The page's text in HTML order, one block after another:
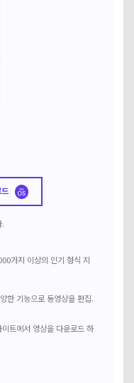
.
가지 이상의 인기 형식 지
한 기능으로 동영상을 편집.
트에서 영상을 다운로드 하